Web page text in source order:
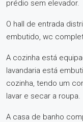
prédio sem elevador.
O hall de entrada
embutido, wc
A cozinha está
lavandaria está
cozinha, tendo um
lavar e secar a roupa.
A casa de banho